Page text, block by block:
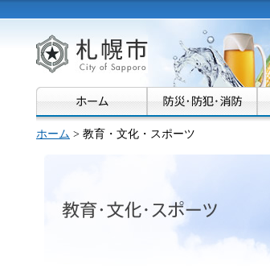
札幌市
ホーム > 教育・文化・スポーツ